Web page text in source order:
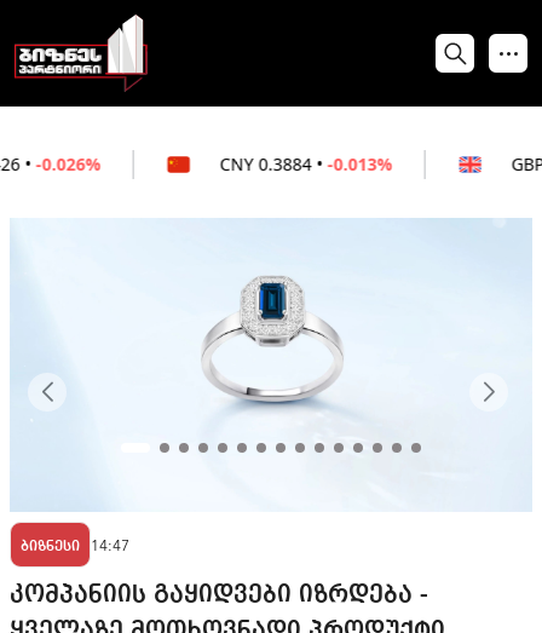
0.3884 -0.013% 3.5296 -
ბიზნესი 14:47
კომპანიის გაყიდვები იზრდება -